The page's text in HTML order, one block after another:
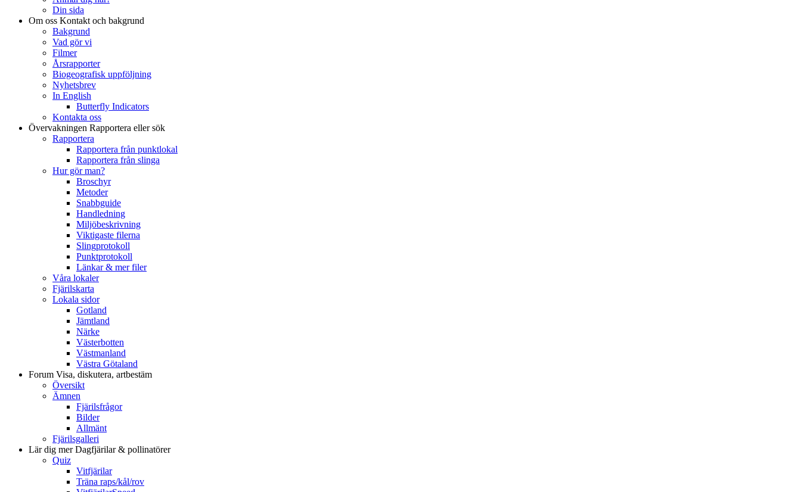
Din sida
Om oss Kontakt och bakgrund
Bakgrund
Vad gör vi
Filmer
Årsrapporter
Biogeografisk uppföljning
Nyhetsbrev
In English
Butterfly Indicators
Kontakta oss
Övervakningen Rapportera eller sök
Rapportera
Rapportera från punktlokal
Rapportera från slinga
Hur gör man?
Broschyr
Metoder
Snabbguide
Handledning
Miljöbeskrivning
Viktigaste filerna
Slingprotokoll
Punktprotokoll
Länkar & mer filer
Våra lokaler
Fjärilskarta
Lokala sidor
Gotland
Jämtland
Närke
Västerbotten
Västmanland
Västra Götaland
Forum Visa, diskutera, artbestäm
Översikt
Ämnen
Fjärilsfrågor
Bilder
Allmänt
Fjärilsgalleri
Lär dig merDagfjärilar & pollinatörer
Quiz
Vitfjärilar
Träna raps/kål/rov